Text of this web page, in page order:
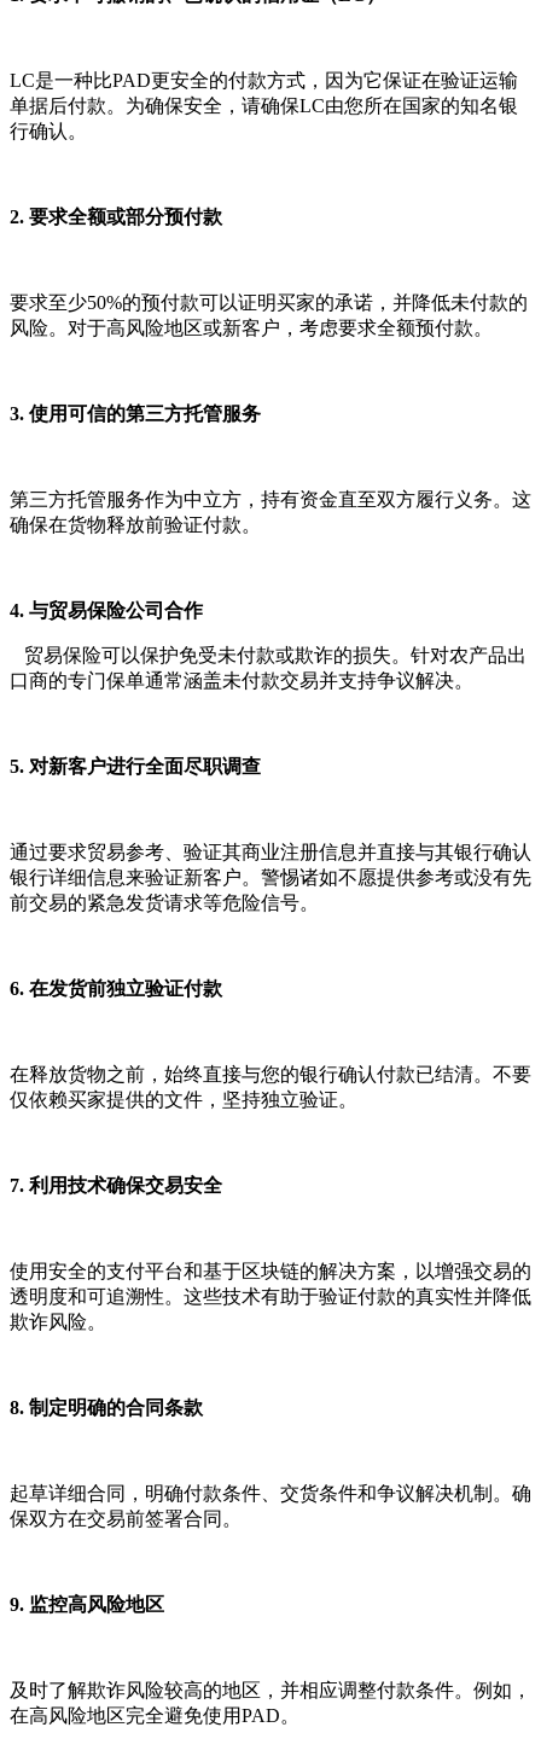
LC是一种比PAD更安全的付款方式，因为它保证在验证运输
单据后付款。为确保安全，请确保LC由您所在国家的知名银
行确认。
2. 要求全额或部分预付款
要求至少50%的预付款可以证明买家的承诺，并降低未付款的
风险。对于高风险地区或新客户，考虑要求全额预付款。
3. 使用可信的第三方托管服务
第三方托管服务作为中立方，持有资金直至双方履行义务。这
确保在货物释放前验证付款。
4. 与贸易保险公司合作
贸易保险可以保护免受未付款或欺诈的损失。针对农产品出
口商的专门保单通常涵盖未付款交易并支持争议解决。
5. 对新客户进行全面尽职调查
通过要求贸易参考、验证其商业注册信息并直接与其银行确认
银行详细信息来验证新客户。警惕诸如不愿提供参考或没有先
前交易的紧急发货请求等危险信号。
6. 在发货前独立验证付款
在释放货物之前，始终直接与您的银行确认付款已结清。不要
仅依赖买家提供的文件，坚持独立验证。
7. 利用技术确保交易安全
使用安全的支付平台和基于区块链的解决方案，以增强交易的
透明度和可追溯性。这些技术有助于验证付款的真实性并降低
欺诈风险。
8. 制定明确的合同条款
起草详细合同，明确付款条件、交货条件和争议解决机制。确
保双方在交易前签署合同。
9. 监控高风险地区
及时了解欺诈风险较高的地区，并相应调整付款条件。例如，
在高风险地区完全避免使用PAD。